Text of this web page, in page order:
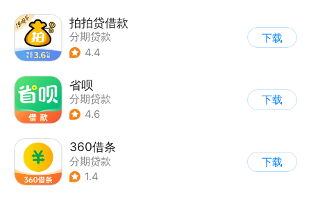
拍拍贷借款
分期贷款
4.4
下载
省呗
分期贷款
4.6
下载
360借条
分期贷款
1.4
下载